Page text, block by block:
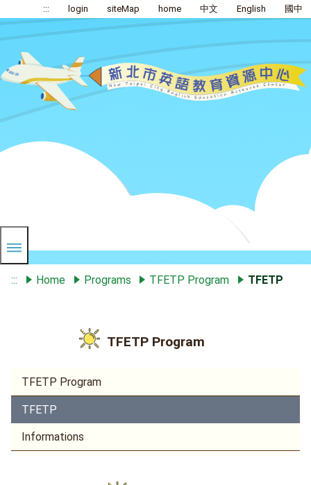
::: login siteMap home 中文 English 國中
::: Home Programs TFETP Program TFETP
TFETP Program
TFETP Program
TFETP
Informations